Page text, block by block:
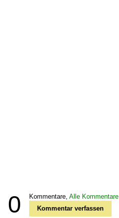
0 Kommentare, Alle Kommentare
Kommentar verfassen